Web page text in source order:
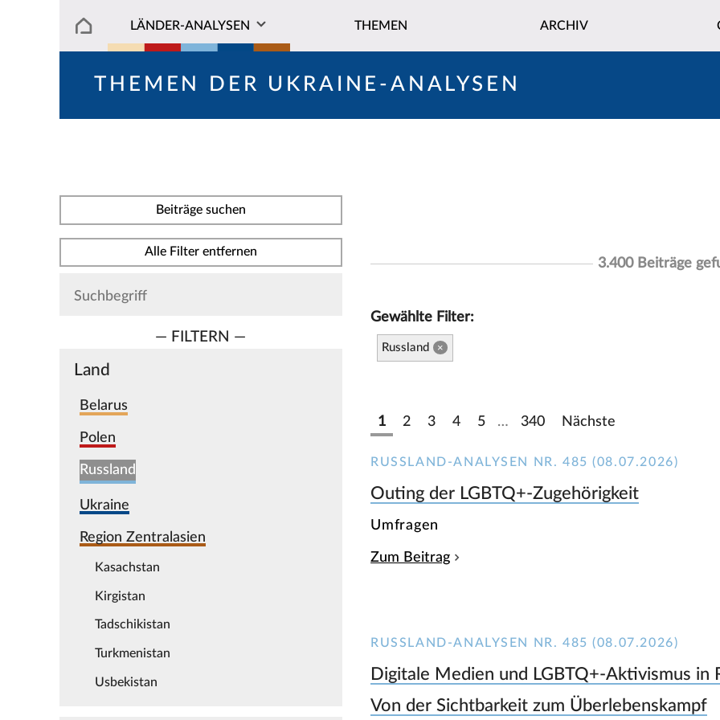
LÄNDER-ANALYSEN THEMEN ARCHIV
THEMEN DER UKRAINE-ANALYSEN
Beiträge suchen
Alle Filter entfernen
— FILTERN —
Land
Belarus
Polen
Russland
Ukraine
Region Zentralasien
Kasachstan
Kirgistan
Tadschikistan
Turkmenistan
Usbekistan
3.400 Beiträge
Gewählte Filter:
Russland ×
1 2 3 4 5 … 340 Nächste
RUSSLAND-ANALYSEN NR. 485 (08.07.2026)
Outing der LGBTQ+-Zugehörigkeit
Umfragen
Zum Beitrag
RUSSLAND-ANALYSEN NR. 485 (08.07.2026)
Digitale Medien und LGBTQ+-Aktivismus in
Von der Sichtbarkeit zum Überlebenskampf